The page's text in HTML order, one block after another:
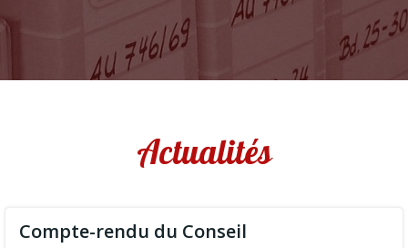
Actualités
Compte-rendu du Conseil